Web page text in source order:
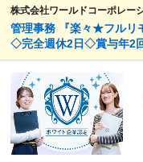
株式会社ワールドコーポレー
管理事務 『楽々★フルリ
◇完全週休2日◇賞与年2